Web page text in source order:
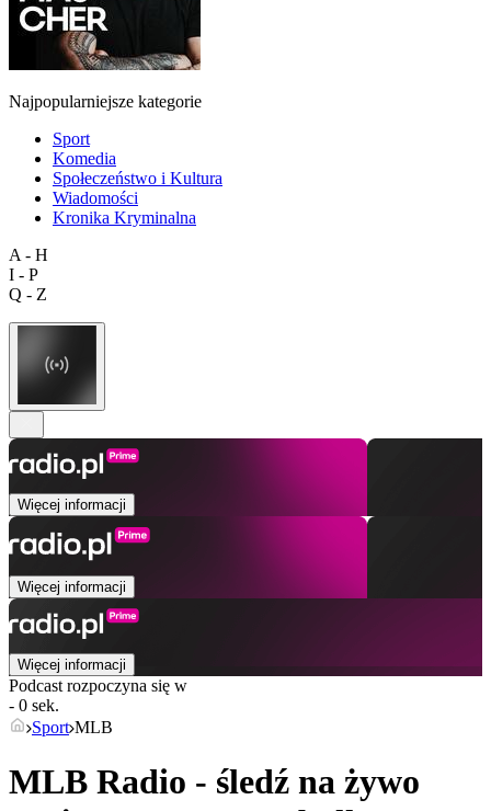
Najpopularniejsze kategorie
Sport
Komedia
Społeczeństwo i Kultura
Wiadomości
Kronika Kryminalna
A - H
I - P
Q - Z
Więcej informacji
Więcej informacji
Więcej informacji
Podcast rozpoczyna się w
- 0 sek.
Sport MLB
MLB Radio - śledź na żywo